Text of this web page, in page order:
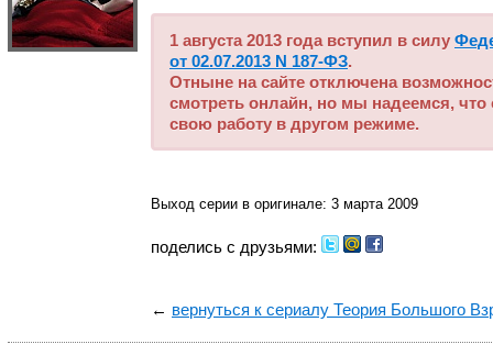
1 августа 2013 года вступил в силу
от 02.07.2013 N 187-ФЗ.
Отныне на сайте отключена
смотреть онлайн, но мы надеемся, что
свою работу в другом режиме.
Выход серии в оригинале: 3 марта 2009
поделись с друзьями:
← вернуться к сериалу Теория Большого